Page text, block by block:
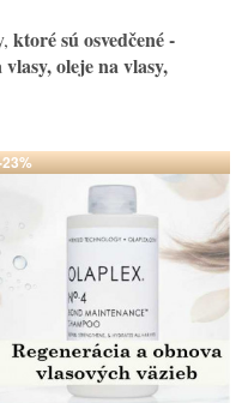
ktoré sú osvedčené-
oleje na vlasy,